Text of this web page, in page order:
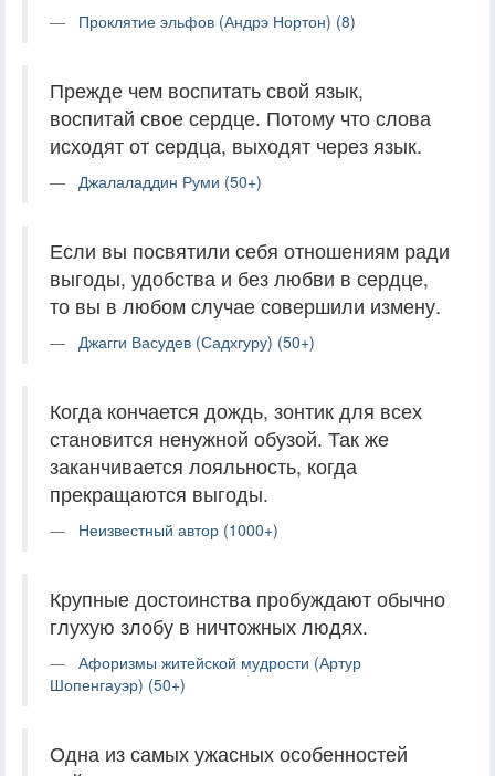
Проклятие эльфов (Андрэ Нортон) (8)
Прежде чем воспитать свой язык,
воспитай свое сердце. Потому что слова
исходят от сердца, выходят через язык.
Джалаладдин Руми (50+)
Если вы посвятили себя отношениям ради
выгоды, удобства и без любви в сердце,
то вы в любом случае совершили измену.
Джагги Васудев (Садхгуру) (50+)
Когда кончается дождь, зонтик для всех
становится ненужной обузой. Так же
заканчивается лояльность, когда
прекращаются выгоды.
Неизвестный автор (1000+)
Крупные достоинства пробуждают обычно
глухую злобу в ничтожных людях.
Афоризмы житейской мудрости (Артур
Шопенгауэр) (50+)
Одна из самых ужасных особенностей